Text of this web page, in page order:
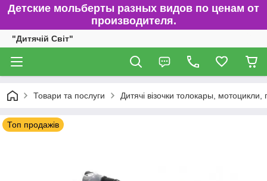
Детские мольберты разных видов по ценам от
производителя.
"Дитячій Світ"
Товари та послуги Дитячі візочки толокары,
Топ продажів